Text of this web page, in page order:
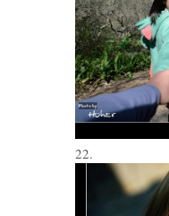
22.